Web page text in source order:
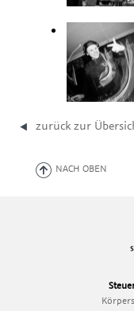
zurück zur
NACH OBEN